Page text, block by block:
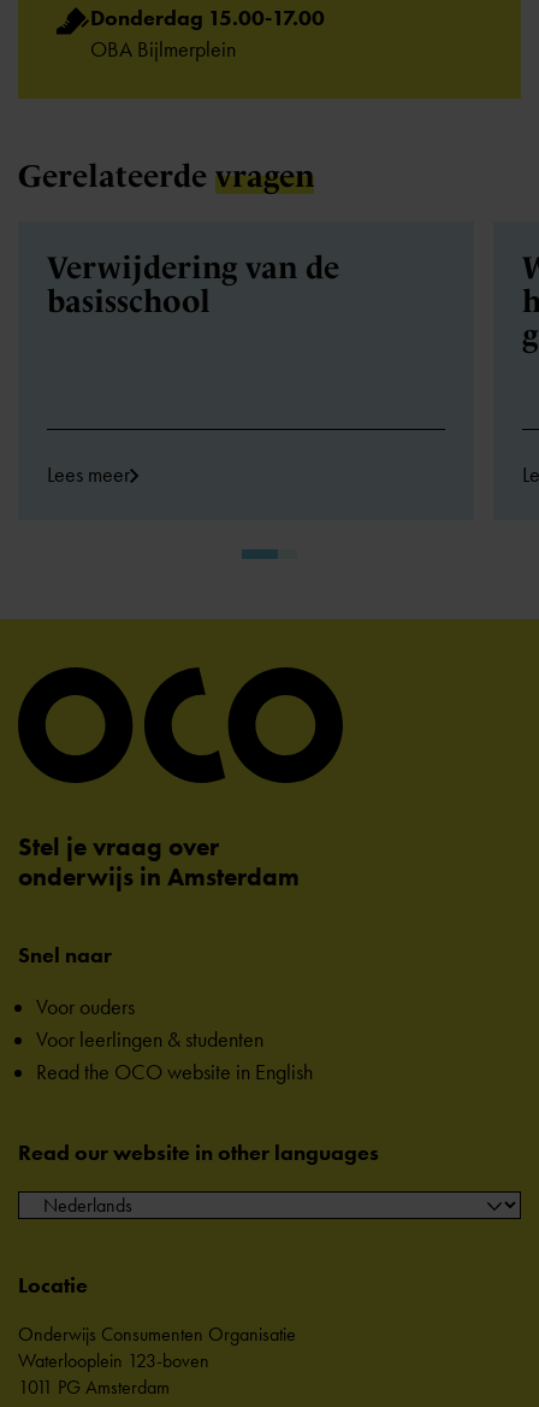
Donderdag 15.00-17.00
OBA Bijlmerplein
Gerelateerde vragen
Verwijdering van de
basisschool
Lees meer
Stel je vraag over
onderwijs in Amsterdam
Snel naar
Voor ouders
Voor leerlingen & studenten
Read the OCO website in English
Read our website in other languages
Locatie
Onderwijs Consumenten Organisatie
Waterlooplein 123-boven
1011 PG Amsterdam